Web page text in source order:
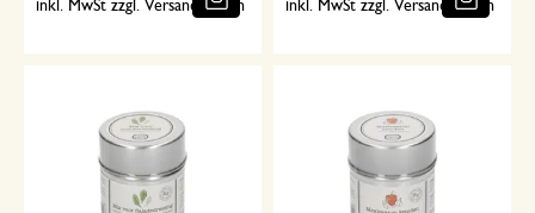
inkl. MwSt zzgl. Versandkosten
inkl. MwSt zzgl. Versandkosten